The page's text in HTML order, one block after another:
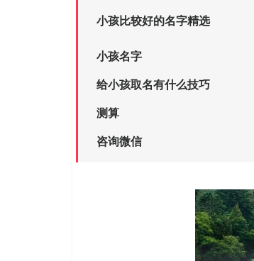
小孩比较好的名字精选
小孩名字
给小孩取名有什么技巧
测算
咨询微信